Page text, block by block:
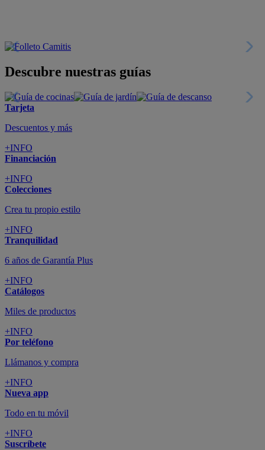
Descubre nuestras guías
Tarjeta
Descuentos y más
+INFO
Financiación
+INFO
Colecciones
Crea tu propio estilo
+INFO
Tranquilidad
6 años de Garantía Plus
+INFO
Catálogos
Miles de productos
+INFO
Por teléfono
Llámanos y compra
+INFO
Nueva app
Todo en tu móvil
+INFO
Suscríbete